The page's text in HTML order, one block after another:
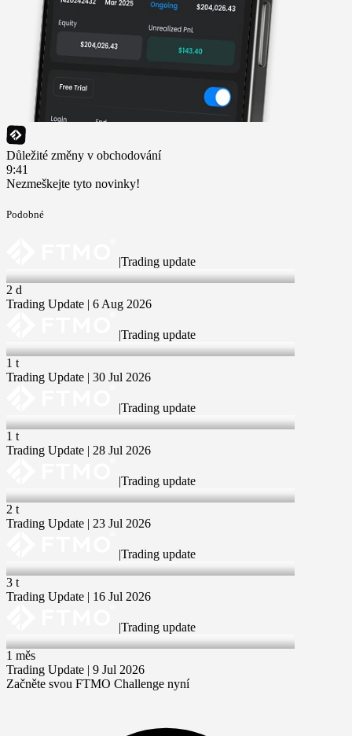
Důležité změny v obchodování
9:41
Nezmeškejte tyto novinky!
Podobné
Trading update
6 Aug 2026
2 d
Trading Update | 6 Aug 2026
Trading update
30 Jul 2026
1 t
Trading Update | 30 Jul 2026
Trading update
28 Jul 2026
1 t
Trading Update | 28 Jul 2026
Trading update
23 Jul 2026
2 t
Trading Update | 23 Jul 2026
Trading update
16 Jul 2026
3 t
Trading Update | 16 Jul 2026
Trading update
9 Jul 2026
1 měs
Trading Update | 9 Jul 2026
Začněte svou FTMO Challenge nyní